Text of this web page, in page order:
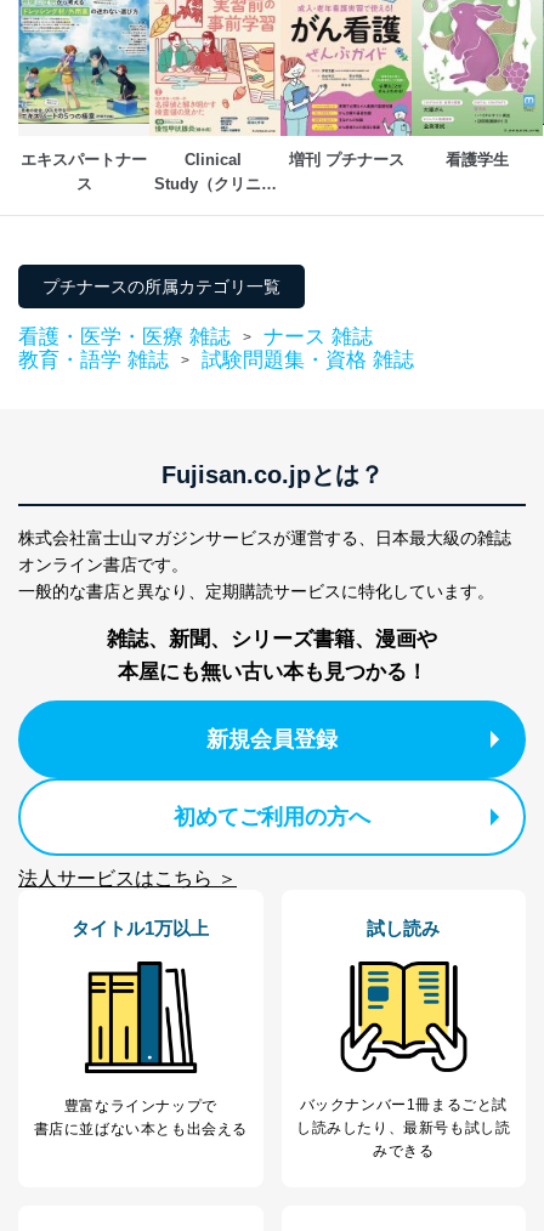
当社は以下の個人情報保護管理者を設置し、個人情報保
護管理者の責任のもと、個人情報を取得・アクセス・利
用・提供・管理いたします。
東京都渋谷区南平台町16-11
株式会社富士山マガジンサービス
代表取締役会長 西野 伸一郎
個人情報保護管理者: 経営管理グループディレクター 前
田 嘉也
２．利用目的
当社が取り扱う開示対象個人情報の利用目的は次のとお
りです。
No
個人情報の種類 利用目的
当社の定期購読サ
ービス等をご利用
のため
個人が特定できない形で取得した
閲覧履歴や購買履歴等の情報を分
析して、趣味・嗜好に
広告のため
いただいた方の個
人情報
処、オペレーター教育など応対品
質向上のため
Aサービス利用者
ｅメール等によるカスタマーQ＆A
ため
ｅメール等による商品、サービ
ス、キャンペーン等の広告に関す
るご案内のため
4
採用応募者の方の
採用選考、ご連絡のため
5
当社の従業者の個
人事、総務などの雇用管理等のた
パートナー（提携
企業）からの委託
により当社の
定期購読サービス
等をご利用の方の
購入商品配送のため
提携企業及びお客様がご購入され
た商品の発売元企業からのｅメー
ル等による商品、
サービス、キャンペーン等の広告
当社のサービス利用状況の把握お
よびその分析のため
お問い合わせ対応、トラブル対
エキスパートナー
ス
Clinical
Study（クリニカ
増刊 プチナース 看護学生
プチナースの所属カテゴリ一覧
看護・医学・医療 雑誌 >
ナース 雑誌
教育・語学 雑誌
> 試験問題集・資格 雑誌
Fujisan.co.jpとは？
株式会社富士山マガジンサービスが運営する、
日本最大級の雑誌
オンライン書店です。
一般的な書店と異なり、 定期購読サービスに特化しています。
雑誌、新聞、シリーズ書籍、漫画や
本屋にも無い古い本も見つかる！
新規会員登録
初めてご利用の方へ
法人サービスはこちら ＞
タイトル1万以上
豊富なラインナップで
書店に並ばない本とも出会える
試し読み
バックナンバー1冊まるごと試
し読み したり、最新号も試し読
みできる